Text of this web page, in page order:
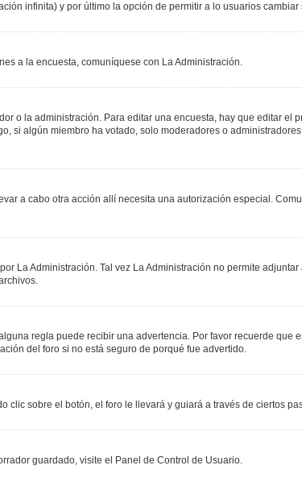
infinita) y por último la opción de permitir a lo usuarios cambiar
a la encuesta, comuníquese con La Administración.
o la administración. Para editar una encuesta, hay que editar el
si algún miembro ha votado, solo moderadores o
a cabo otra acción allí necesita una autorización especial.
La Administración. Tal vez La Administración no permite
regla puede recibir una advertencia. Por favor recuerde que
del foro si no está seguro de porqué fue advertido.
sobre el botón, el foro le llevará y guiará a través de ciertos
guardado, visite el Panel de Control de Usuario.